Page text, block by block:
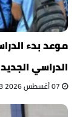
الدراسي الجديد